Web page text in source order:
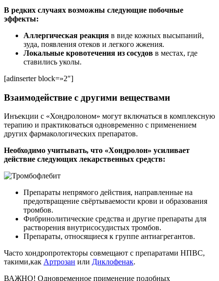
В редких случаях возможны следующие побочные
эффекты:
Аллергическая реакция в виде кожных высыпаний,
зуда, появления отеков и легкого жжения.
Локальные кровотечения из сосудов в местах, где
ставились уколы.
[adinserter block=»2″]
Взаимодействие с другими веществами
Инъекции с «Хондролоном» могут включаться в комплексную
терапию и практиковаться одновременно с применением
других фармакологических препаратов.
Необходимо учитывать, что «Хондролон» усиливает
действие следующих лекарственных средств:
Препараты непрямого действия, направленные на
предотвращение свёртываемости крови и образования
тромбов.
Фибринолитические средства и другие препараты для
растворения внутрисосудистых тромбов.
Препараты, относящиеся к группе антиагрегантов.
Часто хондропротекторы совмещают с препаратами НПВС,
такими,как Артрозан или Диклофенак.
ВАЖНО! Одновременное применение подобных